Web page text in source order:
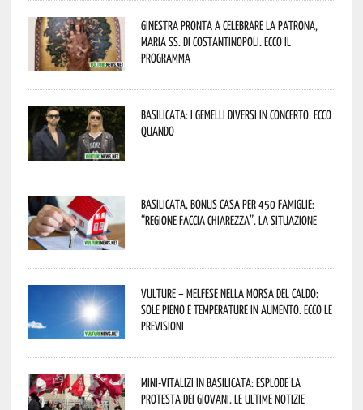
Ginestra pronta a celebrare la Patrona,
Maria SS. di Costantinopoli. Ecco il
programma
Basilicata: i Gemelli DiVersi in concerto. Ecco
quando
Basilicata, Bonus casa per 450 famiglie:
“Regione faccia chiarezza”. La situazione
Vulture – melfese nella morsa del caldo:
sole pieno e temperature in aumento. Ecco le
previsioni
Mini-vitalizi in Basilicata: esplode la
protesta dei giovani. Le ultime notizie